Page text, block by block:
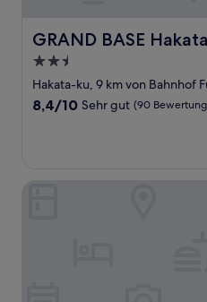
GRAND BASE
GRAND BASE Hakata Bay
2.5-
Sterne-
Unterkunft
Hakata-ku, 9 km von Bahnhof
8.4
(90
8,4/10 Sehr gut (90